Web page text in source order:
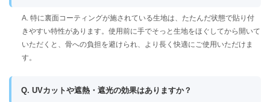
A. 特に裏面コーティングが施されている生地は、たたんだ状態で貼り付
きやすい特性があります。使用前に手でそっと生地をほぐしてから開いて
いただくと、骨への負担を避けられ、より長く快適にご使用いただけま
す。
Q. UVカットや遮熱・遮光の効果はありますか？